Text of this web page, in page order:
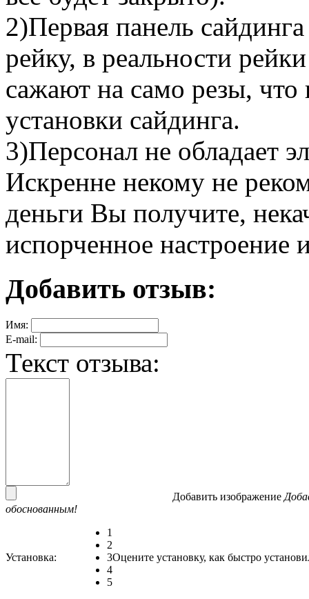
2)Первая панель
рейку, в реальности
сажают на само резы, что
установки сайдинга.
3)Персонал не обладает
Искренне некому не
деньги Вы получите,
испорченное
Добавить отзыв:
Имя:
E-mail:
Текст отзыва:
Добавить изображение
обоснованным!
Установка:
1
2
3
4
5
Оцените установку, как быстро